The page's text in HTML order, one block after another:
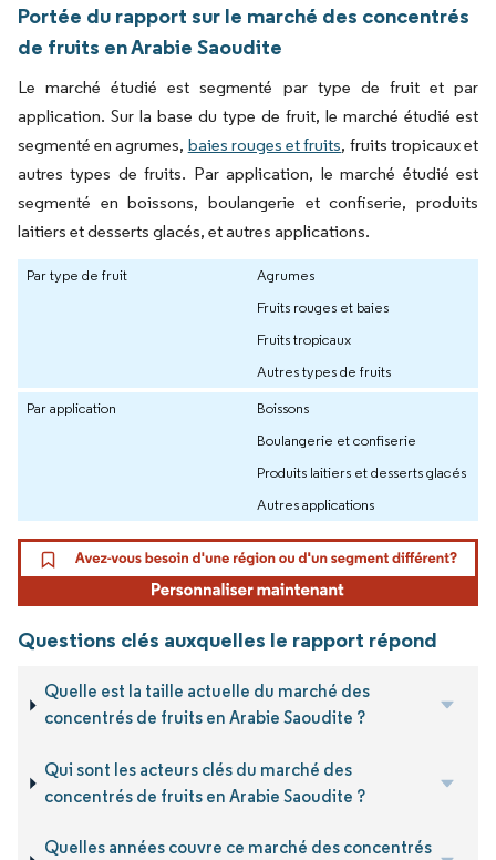
Portée du rapport sur le marché des concentrés
de fruits en Arabie Saoudite
Le marché étudié est segmenté par type de fruit et par
application. Sur la base du type de fruit, le marché étudié est
segmenté en agrumes, baies rouges et fruits, fruits tropicaux et
autres types de fruits. Par application, le marché étudié est
segmenté en boissons, boulangerie et confiserie, produits
laitiers et desserts glacés, et autres applications.
Par type de fruit
Agrumes
Fruits rouges et baies
Fruits tropicaux
Autres types de fruits
Par application
Boissons
Boulangerie et confiserie
Produits laitiers et desserts glacés
Autres applications
Questions clés auxquelles le rapport répond
Quelle est la taille actuelle du marché des
concentrés de fruits en Arabie Saoudite ?
Qui sont les acteurs clés du marché des
concentrés de fruits en Arabie Saoudite ?
Quelles années couvre ce marché des concentrés